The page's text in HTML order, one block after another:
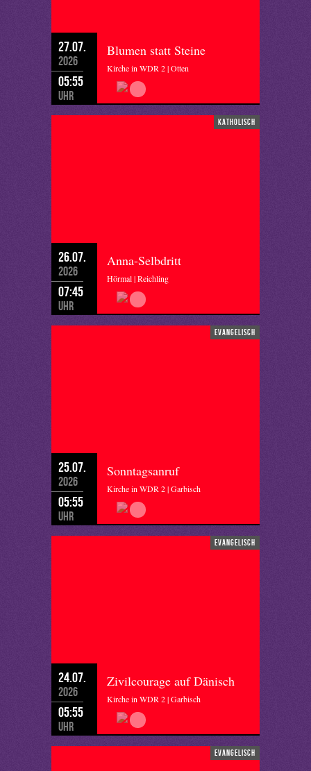
27.07.
2026
05:55
Uhr
Blumen statt Steine
Kirche in WDR 2 | Otten
katholisch
26.07.
2026
07:45
Uhr
Anna-Selbdritt
Hörmal | Reichling
evangelisch
25.07.
2026
05:55
Uhr
Sonntagsanruf
Kirche in WDR 2 | Garbisch
evangelisch
24.07.
2026
05:55
Uhr
Zivilcourage auf Dänisch
Kirche in WDR 2 | Garbisch
evangelisch